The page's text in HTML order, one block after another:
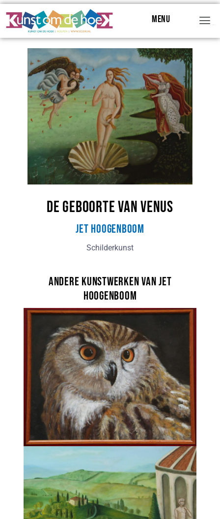
Menu
De geboorte van Venus
Jet Hoogenboom
Schilderkunst
Andere kunstwerken van Jet
Hoogenboom